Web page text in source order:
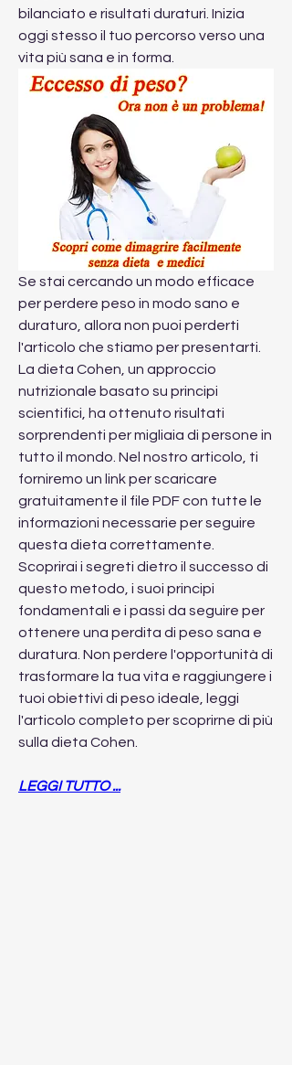
bilanciato e risultati duraturi. Inizia
oggi stesso il tuo percorso verso una
vita più sana e in forma.
Se stai cercando un modo efficace
per perdere peso in modo sano e
duraturo, allora non puoi perderti
l'articolo che stiamo per presentarti.
La dieta Cohen, un approccio
nutrizionale basato su principi
scientifici, ha ottenuto risultati
sorprendenti per migliaia di persone in
tutto il mondo. Nel nostro articolo, ti
forniremo un link per scaricare
gratuitamente il file PDF con tutte le
informazioni necessarie per seguire
questa dieta correttamente.
Scoprirai i segreti dietro il successo di
questo metodo, i suoi principi
fondamentali e i passi da seguire per
ottenere una perdita di peso sana e
duratura. Non perdere l'opportunità di
trasformare la tua vita e raggiungere i
tuoi obiettivi di peso ideale, leggi
l'articolo completo per scoprirne di più
sulla dieta Cohen.
LEGGI TUTTO ...